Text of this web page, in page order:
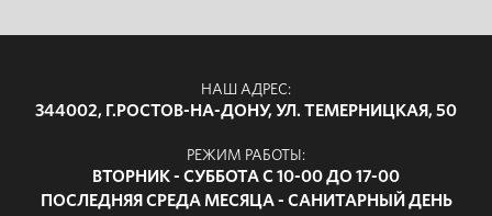
НАШ АДРЕС:
344002, Г.РОСТОВ-НА-ДОНУ, УЛ. ТЕМЕРНИЦКАЯ, 50
РЕЖИМ РАБОТЫ:
ВТОРНИК - СУББОТА С 10-00 ДО 17-00
ПОСЛЕДНЯЯ СРЕДА МЕСЯЦА - САНИТАРНЫЙ ДЕНЬ